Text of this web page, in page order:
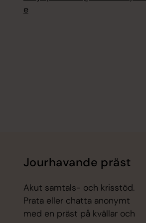
e
Jourhavande präst
Akut samtals- och krisstöd.
Prata eller chatta anonymt
med en präst på kvällar och